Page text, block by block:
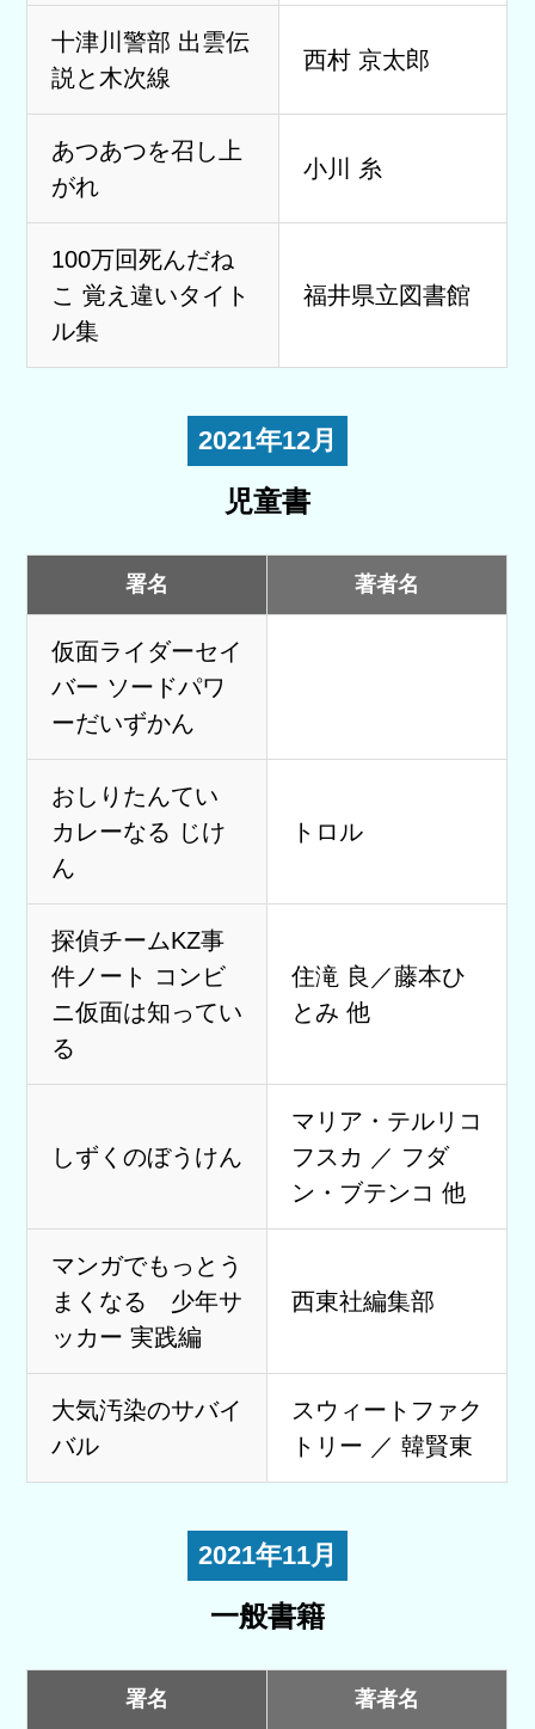
十津川警部 出雲伝
説と木次線
西村 京太郎
あつあつを召し上
がれ
小川 糸
100万回死んだね
こ 覚え違いタイト
ル集
福井県立図書館
2021年12月
児童書
署名 著者名
仮面ライダーセイ
バー ソードパワ
ーだいずかん
おしりたんてい
カレーなる じけ
ん
トロル
探偵チームKZ事
件ノート コンビ
ニ仮面は知ってい
る
住滝 良／藤本ひ
とみ 他
しずくのぼうけん
マリア・テルリコ
フスカ ／ フダ
ン・ブテンコ 他
マンガでもっとう
まくなる 少年サ
ッカー 実践編
西東社編集部
大気汚染のサバイ
バル
スウィートファク
トリー ／ 韓賢東
2021年11月
一般書籍
署名 著者名